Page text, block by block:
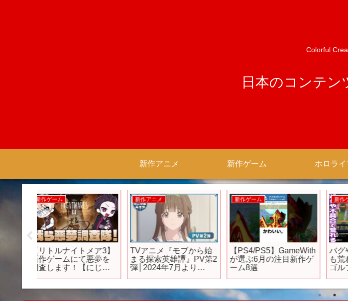
Colorful
日本のコンテン
新作アニメ 新作ゲーム ホロライ
新作ゲーム
【期待作多数!?】２０２
４年７月新作ゲーム紹
介!ついにあの超期待作
おすすめソフト】
新作ゲーム
【Baby Steps/新作ゲー
ム実況】一歩一歩確実
に進むことの大切さを
ム/#indiegames】
新作ゲーム
『祇（くにつがみ）：
Path of the Goddess』
2nd Trailer “神楽”
1